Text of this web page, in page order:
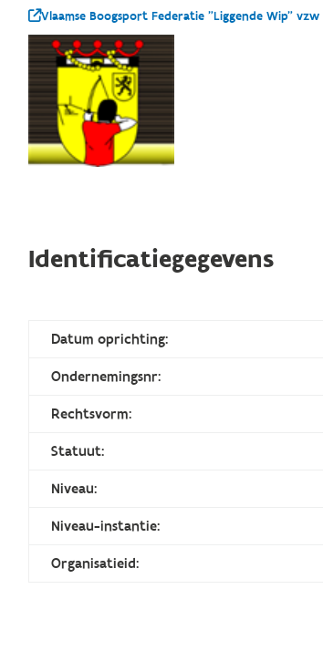
Vlaamse Boogsport Federatie "Liggende Wip" vzw
Identificatiegegevens
Datum oprichting:
Ondernemingsnr:
Rechtsvorm:
Statuut:
Niveau:
Niveau-instantie:
Organisatieid: